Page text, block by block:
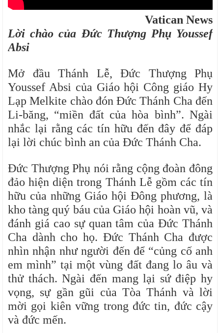
Vatican News
Lời chào của Đức Thượng Phụ Youssef
Absi
Mở đầu Thánh Lễ, Đức Thượng Phụ
Youssef Absi của Giáo hội Công giáo Hy
Lạp Melkite chào đón Đức Thánh Cha đến
Li-băng, “miền đất của hòa bình”. Ngài
nhắc lại rằng các tín hữu đến đây để đáp
lại lời chúc bình an của Đức Thánh Cha.
Đức Thượng Phụ nói rằng cộng đoàn đông
đảo hiện diện trong Thánh Lễ gồm các tín
hữu của những Giáo hội Đông phương, là
kho tàng quý báu của Giáo hội hoàn vũ, và
đánh giá cao sự quan tâm của Đức Thánh
Cha dành cho họ. Đức Thánh Cha được
nhìn nhận như người đến để “củng cố anh
em mình” tại một vùng đất đang lo âu và
thử thách. Ngài đến mang lại sứ điệp hy
vọng, sự gần gũi của Tòa Thánh và lời
mời gọi kiên vững trong đức tin, đức cậy
và đức mến.